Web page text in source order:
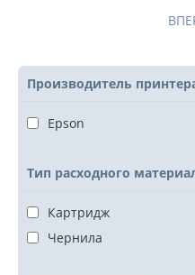
Производитель
Epson
Тип расходного
Картридж
Чернила